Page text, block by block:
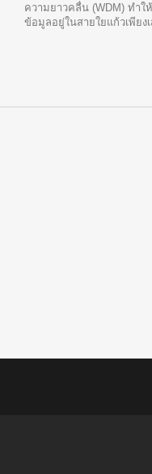
ความยาวคลื่น (WDM) ทำใ
ข้อมูลอยู่ในสายใยแก้วเพียง